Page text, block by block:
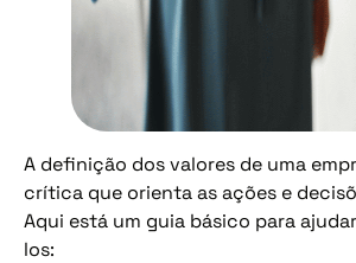
A definição dos valores de uma
crítica que orienta as ações e
Aqui está um guia básico para
los: